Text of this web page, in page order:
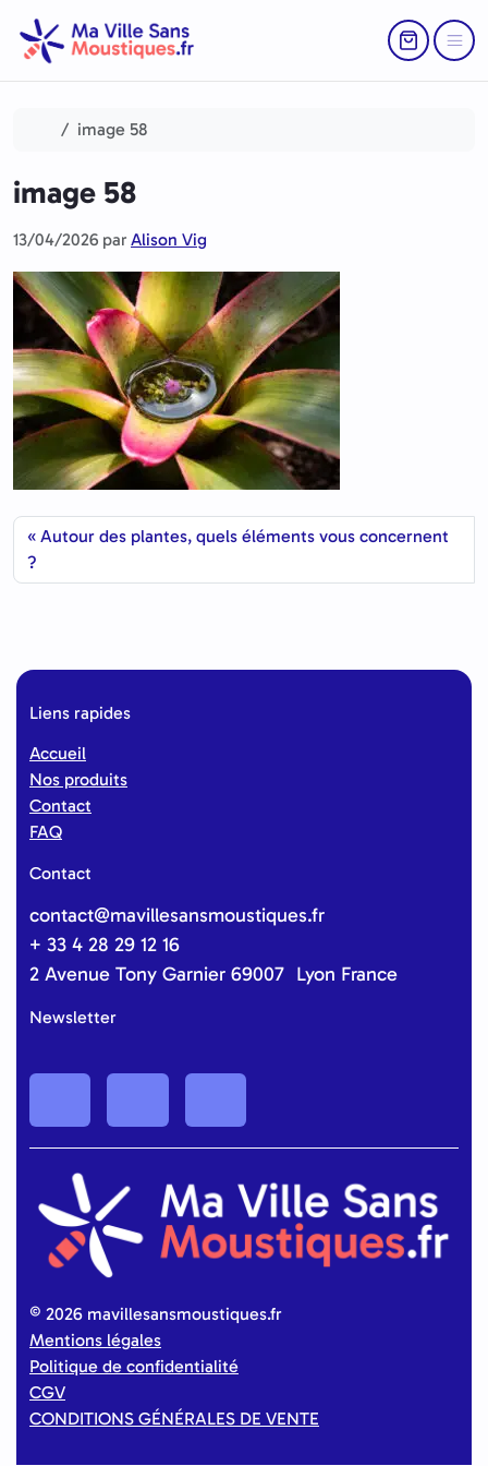
Return to
Menu
Accueil
image 58
image 58
13/04/2026 par Alison Vig
Autour des plantes, quels éléments vous concernent
?
Liens rapides
Accueil
Nos produits
Contact
FAQ
Contact
contact@mavillesansmoustiques.fr
+ 33 4 28 29 12 16
2 Avenue Tony Garnier 69007 Lyon France
Newsletter
© 2026 mavillesansmoustiques.fr
Mentions légales
Politique de confidentialité
CGV
CONDITIONS GÉNÉRALES DE VENTE